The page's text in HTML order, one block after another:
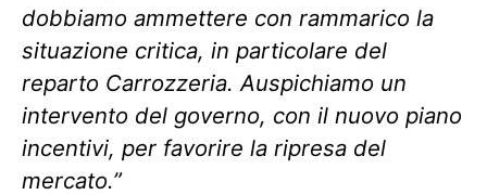
dobbiamo ammettere con rammarico la
situazione critica, in particolare del
reparto Carrozzeria. Auspichiamo un
intervento del governo, con il nuovo piano
incentivi, per favorire la ripresa del
mercato.”